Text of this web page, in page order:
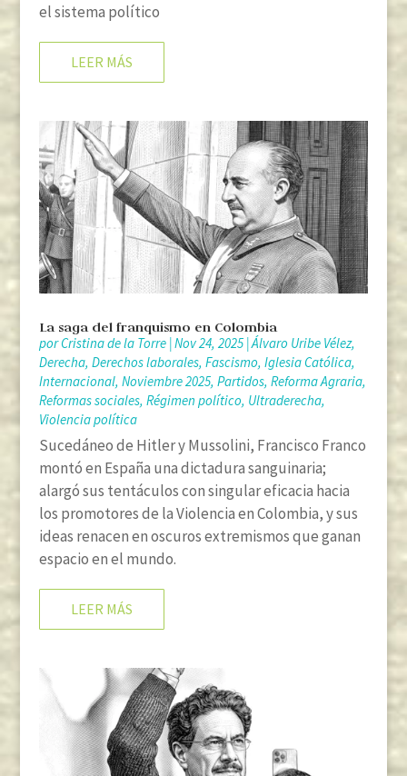
el sistema político
LEER MÁS
La saga del franquismo en Colombia
porCristina de la Torre|Nov 24, 2025|Álvaro Uribe Vélez,
Derecha, Derechos laborales, Fascismo, Iglesia Católica,
Internacional, Noviembre 2025, Partidos, Reforma Agraria,
Reformas sociales, Régimen político, Ultraderecha,
Violencia política
Sucedáneo de Hitler y Mussolini, Francisco Franco
montó en España una dictadura sanguinaria;
alargó sus tentáculos con singular eficacia hacia
los promotores de la Violencia en Colombia, y sus
ideas renacen en oscuros extremismos que ganan
espacio en el mundo.
LEER MÁS